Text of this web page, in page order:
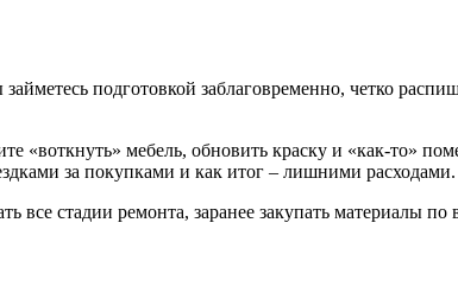
подготовкой заблаговременно, четко
«воткнуть» мебель, обновить краску и «как-то»
за покупками и как итог – лишними расходами.
все стадии ремонта, заранее закупать